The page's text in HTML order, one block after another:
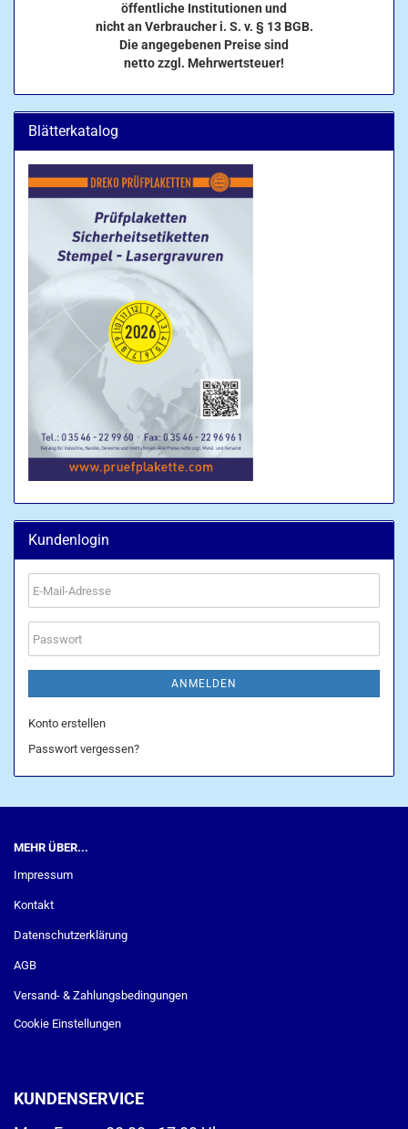
öffentliche Institutionen und
nicht an Verbraucher i. S. v. § 13 BGB.
Die angegebenen Preise sind
netto zzgl. Mehrwertsteuer!
Blätterkatalog
Kundenlogin
E-
Mail-
Adresse
Passwort
ANMELDEN
Konto erstellen
Passwort vergessen?
MEHR ÜBER...
Impressum
Kontakt
Datenschutzerklärung
AGB
Versand- & Zahlungsbedingungen
Cookie Einstellungen
KUNDENSERVICE